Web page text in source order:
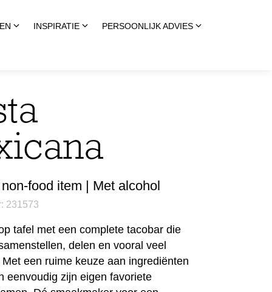
INSPIRATIE PERSOONLIJK ADVIES
food item | Met alcohol
231573
tafel met een complete tacobar die
delen en vooral veel
een ruime keuze aan ingrediënten
eenvoudig zijn eigen favoriete